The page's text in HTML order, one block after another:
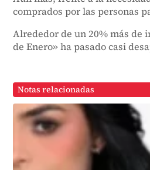
comprados por las personas
Alrededor de un 20% más de
de Enero» ha pasado casi
Notas relacionadas